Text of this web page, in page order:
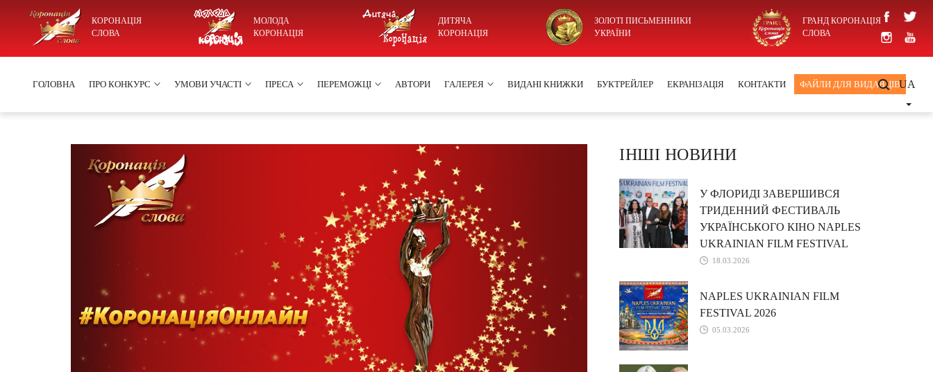
КОРОНАЦІЯ
СЛОВА
МОЛОДА
КОРОНАЦІЯ
ДИТЯЧА
КОРОНАЦІЯ
ЗОЛОТІ ПИСЬМЕННИКИ
УКРАЇНИ
ГРАНД КОРОНАЦІЯ
СЛОВА
ГОЛОВНА ПРО КОНКУРС УМОВИ УЧАСТІ ПРЕСА ПЕРЕМОЖЦІ АВТОРИ ГАЛЕРЕЯ ВИДАНІ КНИЖКИ БУКТРЕЙЛЕР ЕКРАНІЗАЦІЯ КОНТАКТИ ФАЙЛИ ДЛЯ ВИДАВЦІВUA
ІНШІ НОВИНИ
У ФЛОРИДІ ЗАВЕРШИВСЯ
ТРИДЕННИЙ ФЕСТИВАЛЬ
УКРАЇНСЬКОГО КІНО NAPLES
UKRAINIAN FILM FESTIVAL
18.03.2026
NAPLES UKRAINIAN FILM
FESTIVAL 2026
05.03.2026